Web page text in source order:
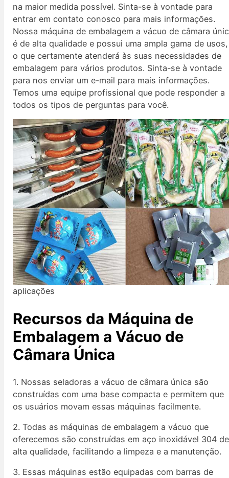
na maior medida possível. Sinta-se à vontade para
entrar em contato conosco para mais informações.
Nossa máquina de embalagem a vácuo de câmara
é de alta qualidade e possui uma ampla gama de usos,
o que certamente atenderá às suas necessidades de
embalagem para vários produtos. Sinta-se à vontade
para nos enviar um e-mail para mais informações.
Temos uma equipe profissional que pode responder a
todos os tipos de perguntas para você.
aplicações
Recursos da Máquina de
Embalagem a Vácuo de
Câmara Única
1. Nossas seladoras a vácuo de câmara única são
construídas com uma base compacta e permitem que
os usuários movam essas máquinas facilmente.
2. Todas as máquinas de embalagem a vácuo que
oferecemos são construídas em aço inoxidável 304 de
alta qualidade, facilitando a limpeza e a manutenção.
3. Essas máquinas estão equipadas com barras de